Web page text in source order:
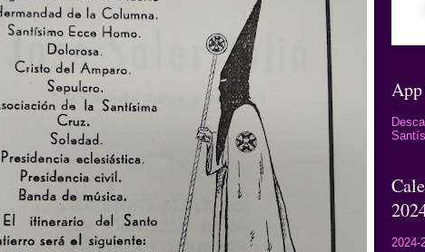
2024-